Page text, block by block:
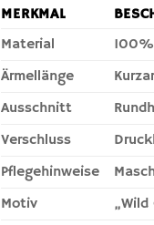
MERKMAL
Material
Ärmellänge
Ausschnitt
Verschluss
Pflegehinweise
Motiv